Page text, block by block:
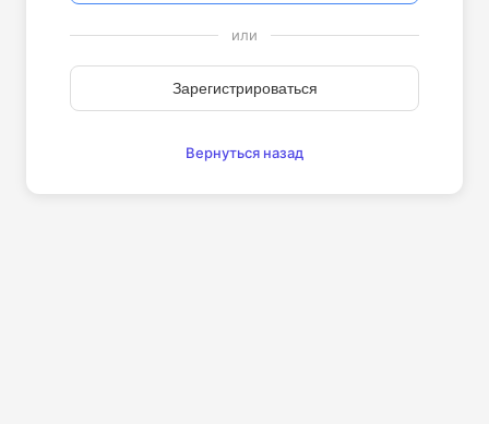
или
Зарегистрироваться
Вернуться назад